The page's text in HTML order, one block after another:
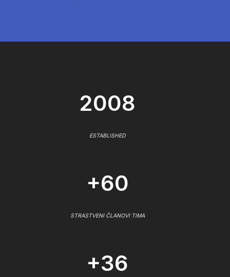
2008
ESTABLISHED
+60
STRASTVENI ČLANOVI TIMA
+36